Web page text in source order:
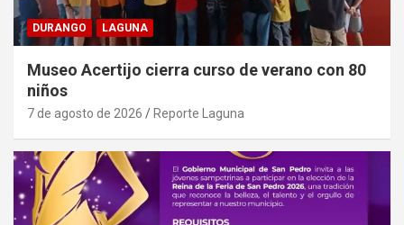
DURANGO LAGUNA
Museo Acertijo cierra curso de verano con 80
niños
7 de agosto de 2026 Reporte Laguna